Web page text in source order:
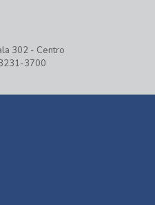
302 - Centro
3700